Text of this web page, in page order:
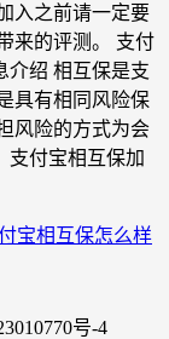
入之前请一定要
来的评测。 支付
介绍 相互保是支
具有相同风险保
风险的方式为会
支付宝相互保加
宝相互保怎么样
号-4